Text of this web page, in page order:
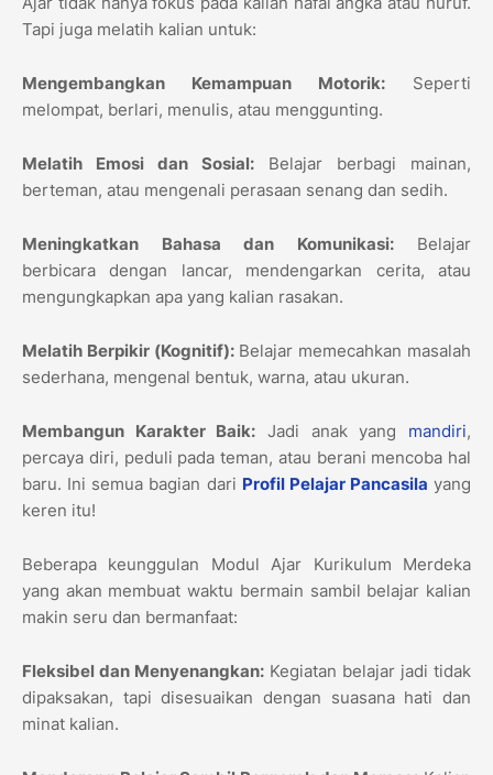
Tapi juga melatih kalian untuk:
Mengembangkan Kemampuan Motorik: Seperti
melompat, berlari, menulis, atau menggunting.
Melatih Emosi dan Sosial: Belajar berbagi mainan,
berteman, atau mengenali perasaan senang dan sedih.
Meningkatkan Bahasa dan Komunikasi:Belajar
berbicara dengan lancar, mendengarkan cerita, atau
mengungkapkan apa yang kalian rasakan.
Melatih Berpikir (Kognitif):Belajar memecahkan masalah
sederhana, mengenal bentuk, warna, atau ukuran.
Membangun Karakter Baik: Jadi anak yang mandiri,
percaya diri, peduli pada teman, atau berani mencoba hal
baru. Ini semua bagian dari Profil Pelajar Pancasila yang
keren itu!
Beberapa keunggulan Modul Ajar Kurikulum Merdeka
yang akan membuat waktu bermain sambil belajar kalian
makin seru dan bermanfaat:
Fleksibel dan Menyenangkan: Kegiatan belajar jadi tidak
dipaksakan, tapi disesuaikan dengan suasana hati dan
minat kalian.